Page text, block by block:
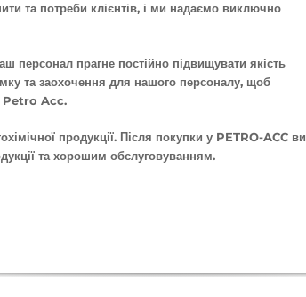
та потреби клієнтів, і ми надаємо виключно
персонал прагне постійно підвищувати якість
та заохочення для нашого персоналу, щоб
Petro Acc.
продукції. Після покупки у PETRO-ACC ви
та хорошим обслуговуванням.